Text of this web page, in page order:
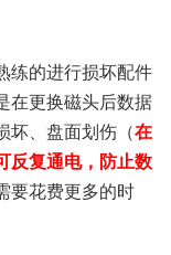
练的进行损坏配件
在更换磁头后数据
坏、盘面划伤（在
反复通电，防止数
要花费更多的时